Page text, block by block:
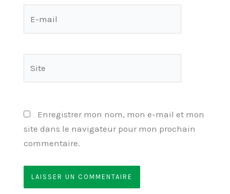
Enregistrer mon nom, mon e-mail et mon
site dans le navigateur pour mon prochain
commentaire.